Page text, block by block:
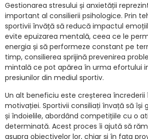
Gestionarea stresului și anxietății
important al consilierii psihologice. Prin
sportivii învăță să reducă impactul
evite epuizarea mentală, ceea ce le
energia și să performeze constant pe
timp, consilierea sprijină prevenirea
mintală ce pot apărea în urma efortului
presiunilor din mediul sportiv.
Un alt beneficiu este creșterea încrederii
motivației. Sportivii consiliați învață să își
și îndoielile, abordând competițiile cu o
determinată. Acest proces îi ajută să
asupra obiectivelor lor, chiar și în fața